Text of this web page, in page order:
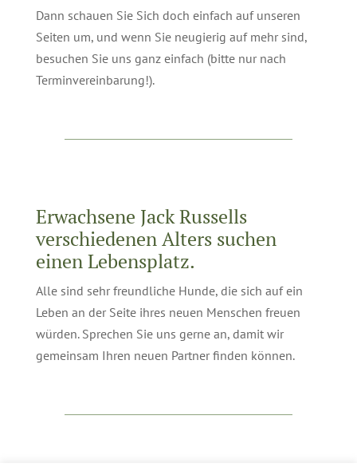
Dann schauen Sie Sich doch einfach auf unseren
Seiten um, und wenn Sie neugierig auf mehr sind,
besuchen Sie uns ganz einfach (bitte nur nach
Terminvereinbarung!).
Erwachsene Jack Russells
verschiedenen Alters suchen
einen Lebensplatz.
Alle sind sehr freundliche Hunde, die sich auf ein
Leben an der Seite ihres neuen Menschen freuen
würden. Sprechen Sie uns gerne an, damit wir
gemeinsam Ihren neuen Partner finden können.